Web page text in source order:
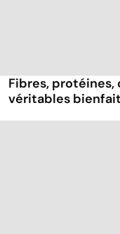
Fibres, protéines,
véritables